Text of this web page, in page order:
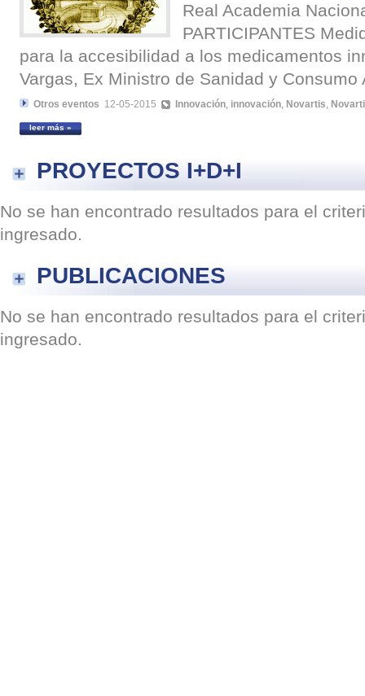
Real Academia
PARTICIPANTES
para la accesibilidad a los medicamentos
Vargas, Ex Ministro de Sanidad y Consumo
Otros eventos 12-05-2015 Innovación, innovación, Novartis,
leer más »
PROYECTOS I+D+I
No se han encontrado resultados para el
ingresado.
PUBLICACIONES
No se han encontrado resultados para el
ingresado.